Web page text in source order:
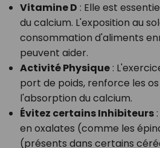
Vitamine D : Elle est
du calcium. L'exposition au
consommation d'aliments
peuvent aider.
Activité Physique:
port de poids, renforce les
l'absorption du calcium.
Évitez certains Inhibiteurs:
en oxalates (comme les
(présents dans certains